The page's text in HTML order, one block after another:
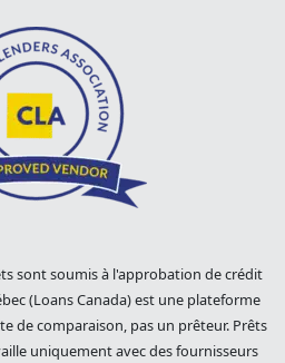
sont soumis à l'approbation de crédit
(Loans Canada) est une plateforme
de comparaison, pas un prêteur. Prêts
uniquement avec des fournisseurs